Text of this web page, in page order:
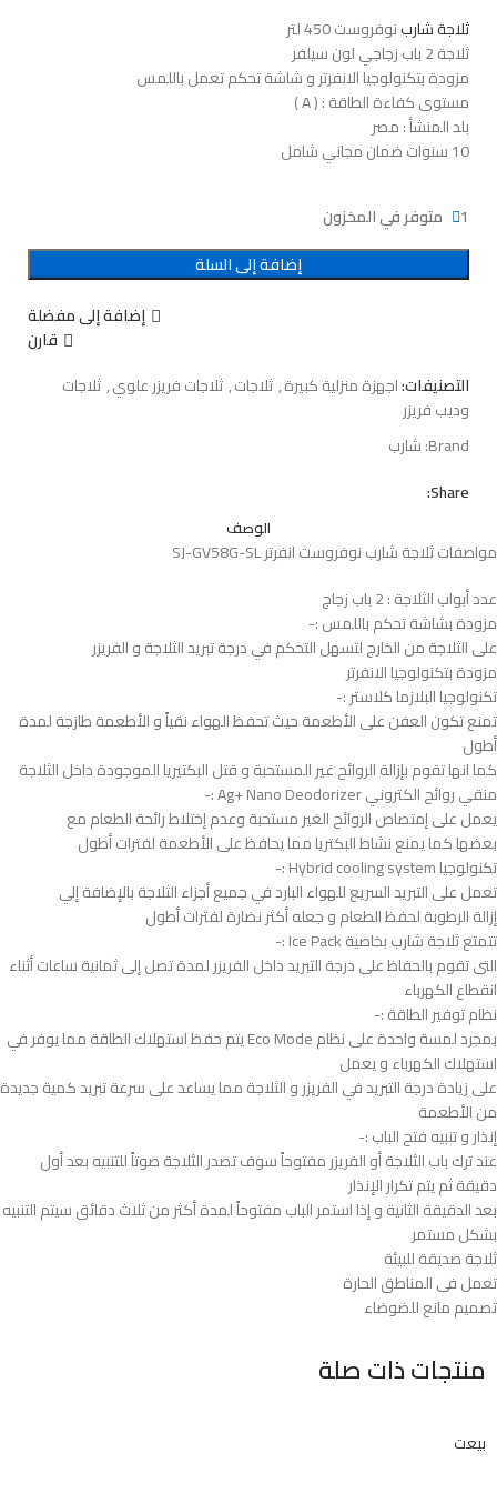
ثلاجة شاربنوفروست 450 لتر
ثلاجة 2 باب زجاجي لون سيلفر
مزودة بتكنولوجيا الانفرتر و شاشة تحكم تعمل باللمس
مستوى كفاءة الطاقة : ( A )
بلد المنشأ : مصر
10 سنوات ضمان مجاني شامل
1 متوفر في المخزون
إضافة إلى السلة
إضافة إلى مفضلة
قارن
التصنيفات:اجهزة منزلية كبيرة,ثلاجات,ثلاجات فريزر علوي,ثلاجات
وديب فريزر
Brand: شارب
Share:
الوصف
مواصفات ثلاجة شارب نوفروست انفرتر SJ-GV58G-SL
عدد أبواب الثلاجة : 2 باب زجاج
مزودة بشاشة تحكم باللمس :-
على الثلاجة من الخارج لتسهل التحكم في درجة تبريد الثلاجة و الفريزر
مزودة بتكنولوجيا الانفرتر
تكنولوجيا البلازما كلاستر :-
تمنع تكون العفن على الأطعمة حيث تحفظ الهواء نقياً و الأطعمة طازجة لمدة
أطول
كما انها تقوم بإزالة الروائح غير المستحبة و قتل البكتيريا الموجودة داخل الثلاجة
منقي روائح الكتروني Ag+ Nano Deodorizer :-
يعمل على إمتصاص الروائح الغير مستحبة وعدم إختلاط رائحة الطعام مع
بعضها كما يمنع نشاط البكتريا مما يحافظ على الأطعمة لفترات أطول
تكنولوجيا Hybrid cooling system :-
تعمل على التبريد السريع للهواء البارد في جميع أجزاء الثلاجة بالإضافة إلي
إزالة الرطوبة لحفظ الطعام و جعله أكثر نضارة لفترات أطول
تتمتع ثلاجة شارب بخاصية Ice Pack :-
التى تقوم بالحفاظ على درجة التبريد داخل الفريزر لمدة تصل إلى ثمانية ساعات أثناء
انقطاع الكهرباء
نظام توفير الطاقة :-
بمجرد لمسة واحدة على نظام Eco Mode يتم حفظ استهلاك الطاقة مما يوفر في
استهلاك الكهرباء و يعمل
على زيادة درجة التبريد في الفريزر و الثلاجة مما يساعد على سرعة تبريد كمية جديدة
من الأطعمة
إنذار و تنبيه فتح الباب :-
عند ترك باب الثلاجة أو الفريزر مفتوحاً سوف تصدر الثلاجة صوتاً للتنبيه بعد أول
دقيقة ثم يتم تكرار الإنذار
بعد الدقيقة الثانية و إذا استمر الباب مفتوحاً لمدة أكثر من ثلاث دقائق سيتم التنبيه
بشكل مستمر
ثلاجة صديقة للبيئة
تعمل فى المناطق الحارة
تصميم مانع للضوضاء
منتجات ذات صلة
بيعت